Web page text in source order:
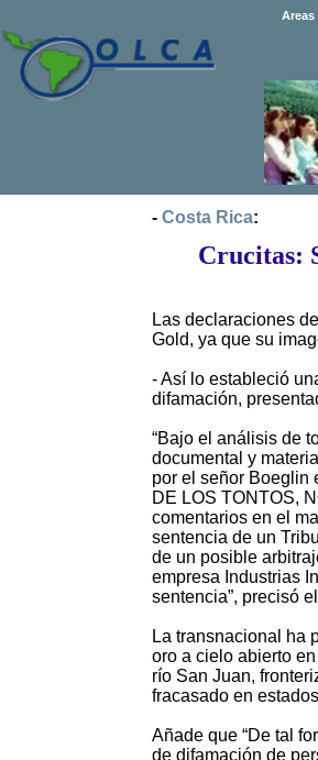
- Costa Rica:
Crucitas:
Las declaraciones
Gold, ya que su
- Así lo estableció
difamación,
“Bajo el análisis de
documental y
por el señor Boeglin
DE LOS TONTOS,
comentarios en el
sentencia de un
de un posible
empresa Industrias
sentencia”, precisó
La transnacional ha
oro a cielo abierto
río San Juan,
fracasado en
Añade que “De tal
de difamación de